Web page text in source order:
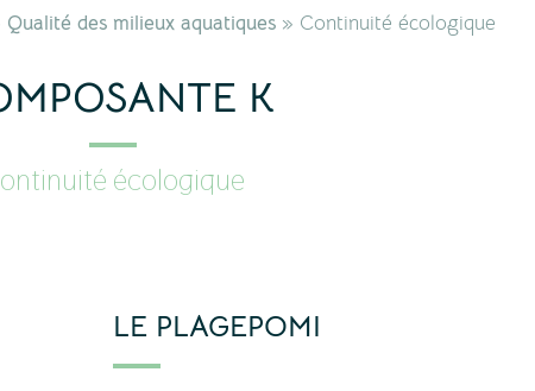
Qualité des milieux aquatiques » Continuité écologique
K
écologique
LE PLAGEPOMI